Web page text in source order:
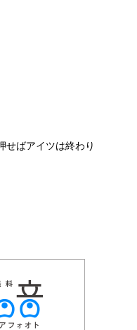
せばアイツは終わり